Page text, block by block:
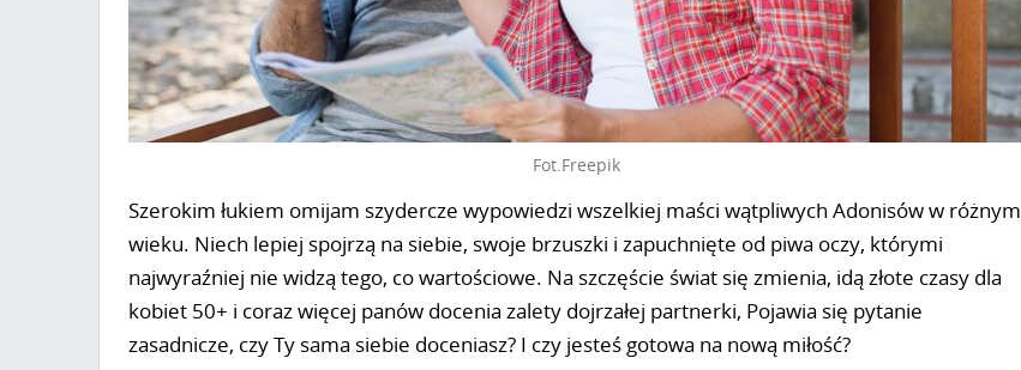
Fot.Freepik
Szerokim łukiem omijam szydercze wypowiedzi wszelkiej maści wątpliwych Adonisów w różnym
wieku. Niech lepiej spojrzą na siebie, swoje brzuszki i zapuchnięte od piwa oczy, którymi
najwyraźniej nie widzą tego, co wartościowe. Na szczęście świat się zmienia, idą złote czasy dla
kobiet 50+ i coraz więcej panów docenia zalety dojrzałej partnerki, Pojawia się pytanie
zasadnicze, czy Ty sama siebie doceniasz? I czy jesteś gotowa na nową miłość?